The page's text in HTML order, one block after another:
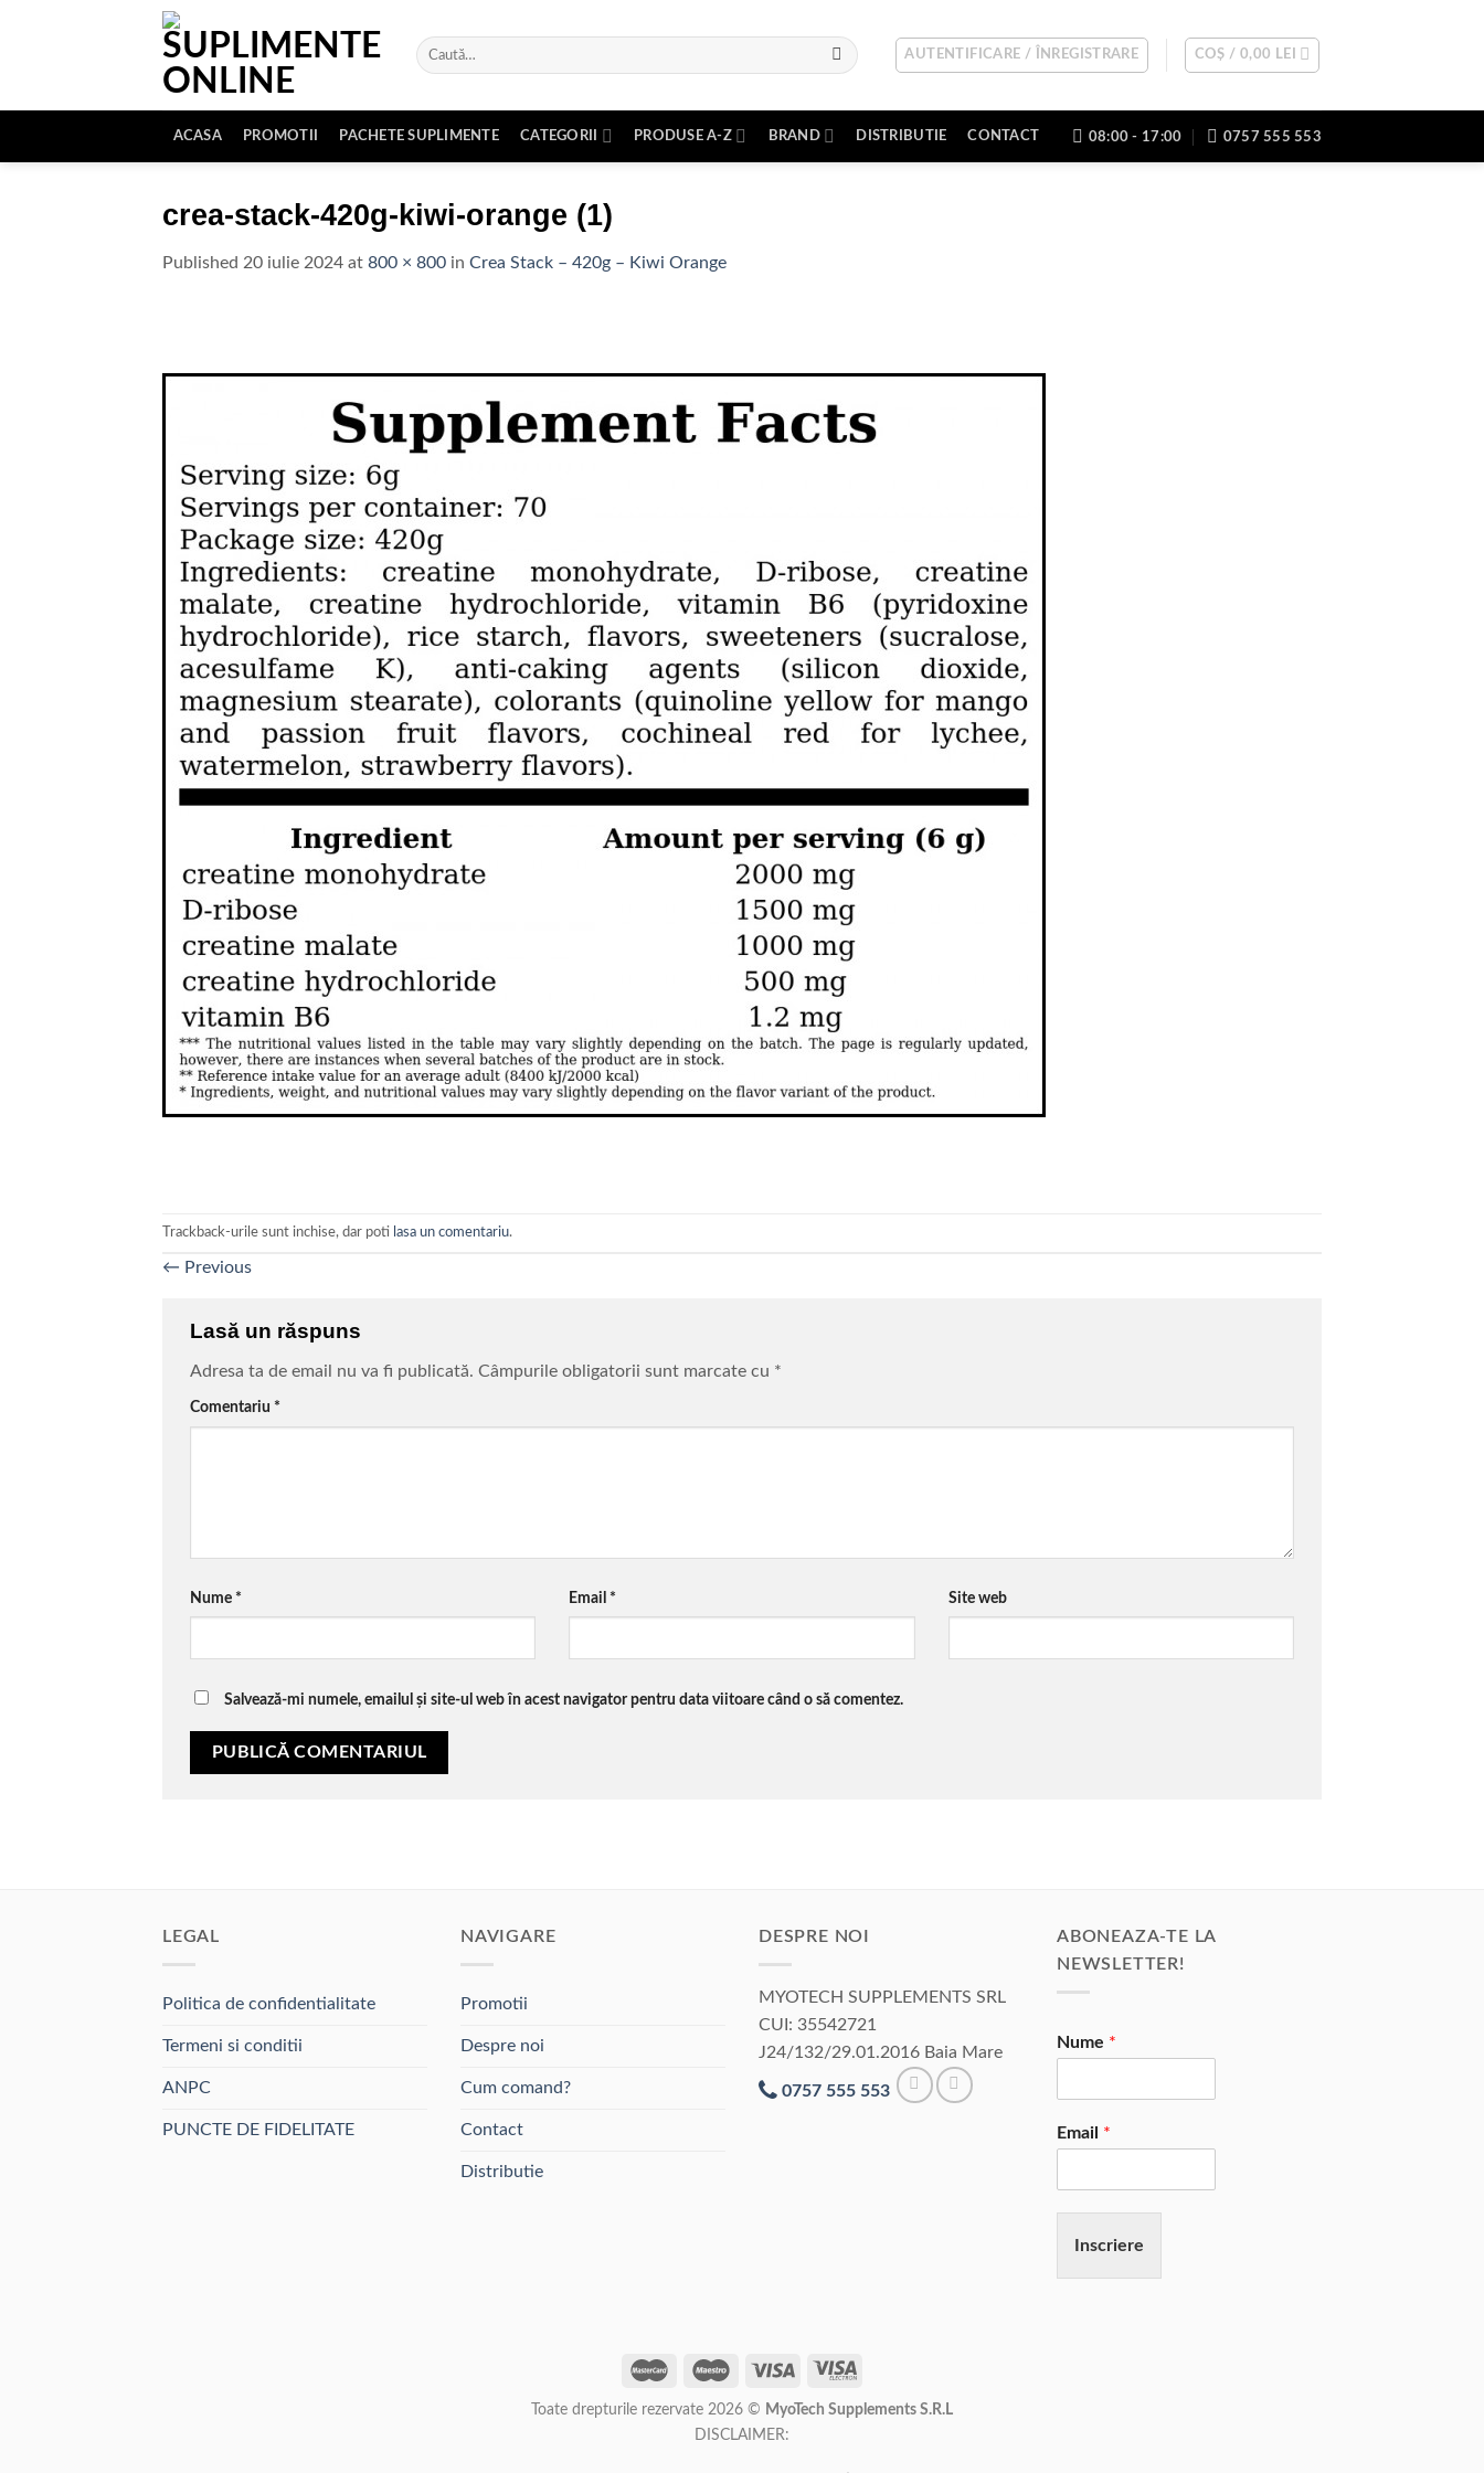
Caută
după:
AUTENTIFICARE / ÎNREGISTRARE COȘ / 0,00 LEI
ACASA PROMOTII PACHETE SUPLIMENTE CATEGORII PRODUSE A-Z BRAND DISTRIBUTIE CONTACT 08:00 - 17:00 0757 555 553
crea-stack-420g-kiwi-orange (1)
Published 20 iulie 2024 at 800 × 800 in Crea Stack – 420g – Kiwi Orange
Trackback-urile sunt inchise, dar poti lasa un comentariu.
← Previous
Lasă un răspuns
Adresa ta de email nu va fi publicată. Câmpurile obligatorii sunt marcate cu *
Comentariu *
Nume * Email * Site web
Salvează-mi numele, emailul și site-ul web în acest navigator pentru data viitoare când o să comentez.
LEGAL
Politica de confidentialitate
Termeni si conditii
ANPC
PUNCTE DE FIDELITATE
NAVIGARE
Promotii
Despre noi
Cum comand?
Contact
Distributie
DESPRE NOI
MYOTECH SUPPLEMENTS SRL
CUI: 35542721
J24/132/29.01.2016 Baia Mare
0757 555 553
ABONEAZA-TE LA
NEWSLETTER!
Nume *
Email *
Inscriere
Toate drepturile rezervate 2026 © MyoTech Supplements S.R.L
DISCLAIMER: